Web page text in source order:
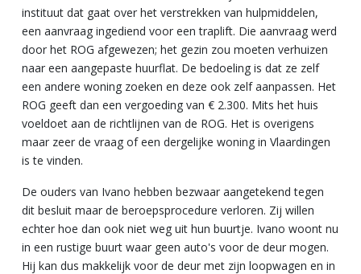
instituut dat gaat over het verstrekken van hulpmiddelen,
een aanvraag ingediend voor een traplift. Die aanvraag werd
door het ROG afgewezen; het gezin zou moeten verhuizen
naar een aangepaste huurflat. De bedoeling is dat ze zelf
een andere woning zoeken en deze ook zelf aanpassen. Het
ROG geeft dan een vergoeding van € 2.300. Mits het huis
voeldoet aan de richtlijnen van de ROG. Het is overigens
maar zeer de vraag of een dergelijke woning in Vlaardingen
is te vinden.
De ouders van Ivano hebben bezwaar aangetekend tegen
dit besluit maar de beroepsprocedure verloren. Zij willen
echter hoe dan ook niet weg uit hun buurtje. Ivano woont nu
in een rustige buurt waar geen auto's voor de deur mogen.
Hij kan dus makkelijk voor de deur met zijn loopwagen en in